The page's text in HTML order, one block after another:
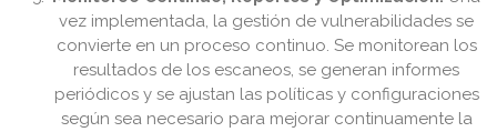
vez implementada, la gestión de vulnerabilidades se
convierte en un proceso continuo. Se monitorean los
resultados de los escaneos, se generan informes
periódicos y se ajustan las políticas y configuraciones
según sea necesario para mejorar continuamente la